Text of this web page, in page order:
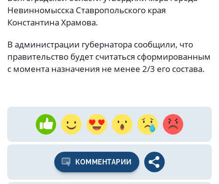
Невинномысска Ставропольского края
Константина Храмова.
В администрации губернатора сообщили, что
правительство будет считаться сформированным
с момента назначения не менее 2/3 его состава.
КОММЕНТАРИИ